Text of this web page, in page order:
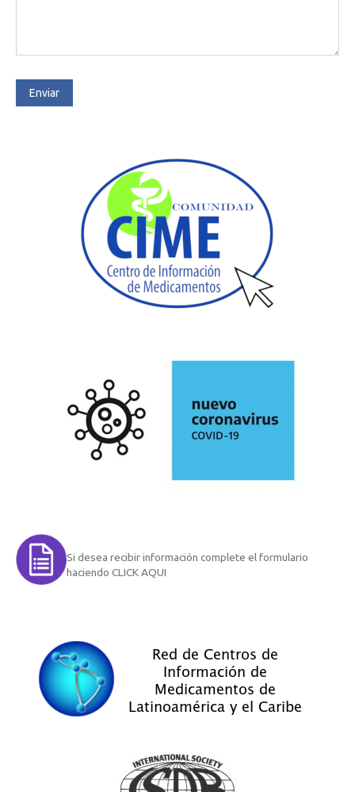
Enviar
Si desea recibir información complete el formulario
haciendo CLICK AQUI